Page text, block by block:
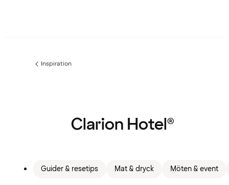
Föregående
Inspiration
Clarion Hotel®
Guider & resetips Mat & dryck Möten & event